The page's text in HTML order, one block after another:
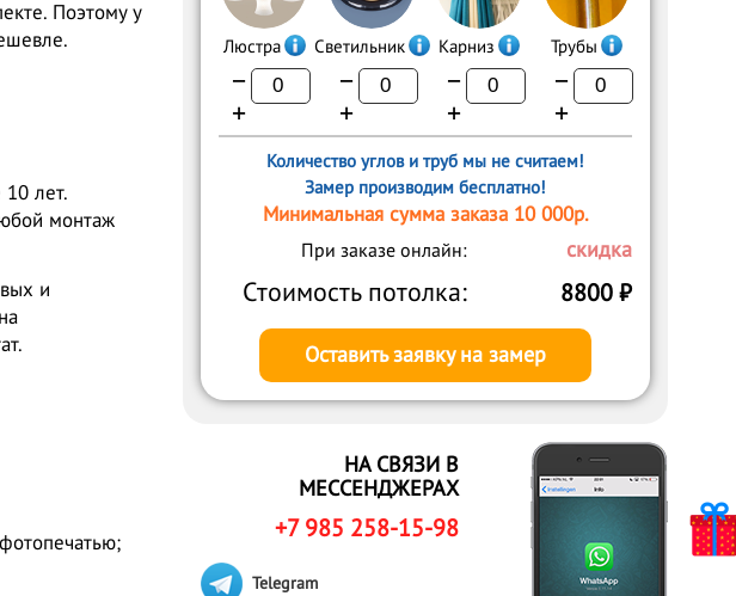
Поэтому у
лет.
монтаж
и
Люстра
−
+
Светильник
−
+
Карниз
−
+
Трубы
−
+
Количество углов и труб мы не считаем!
Замер производим бесплатно!
Минимальная сумма заказа 10 000р.
При заказе онлайн: скидка
Стоимость потолка: 8800 ₽
Оставить заявку на замер
НА СВЯЗИ В
МЕССЕНДЖЕРАХ
+7 985 258-15-98
Telegram